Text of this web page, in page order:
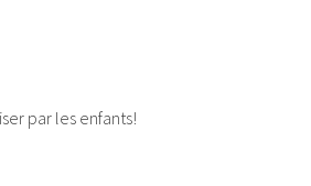
par les enfants!